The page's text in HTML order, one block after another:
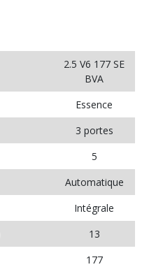
2.5 V6 177 SE
BVA
Essence
3 portes
5
Automatique
Intégrale
13
177